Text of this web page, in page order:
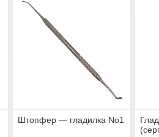
Штопфер — гладилка No1